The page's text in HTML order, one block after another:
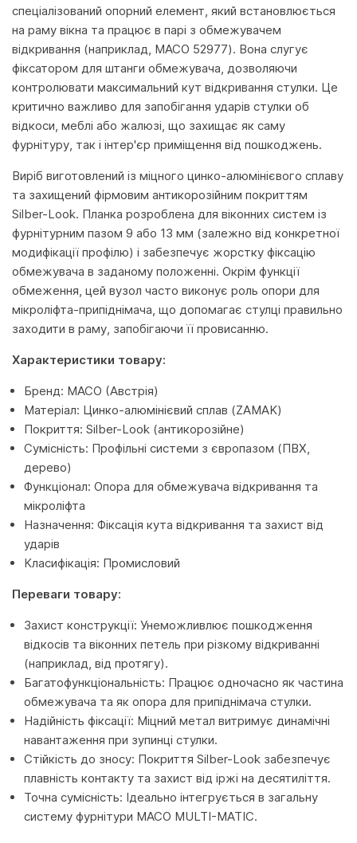
спеціалізований опорний елемент, який встановлюється
на раму вікна та працює в парі з обмежувачем
відкривання (наприклад, MACO 52977). Вона слугує
фіксатором для штанги обмежувача, дозволяючи
контролювати максимальний кут відкривання стулки. Це
критично важливо для запобігання ударів стулки об
відкоси, меблі або жалюзі, що захищає як саму
фурнітуру, так і інтер'єр приміщення від пошкоджень.
Виріб виготовлений із міцного цинко-алюмінієвого сплаву
та захищений фірмовим антикорозійним покриттям
Silber-Look. Планка розроблена для віконних систем із
фурнітурним пазом 9 або 13 мм (залежно від конкретної
модифікації профілю) і забезпечує жорстку фіксацію
обмежувача в заданому положенні. Окрім функції
обмеження, цей вузол часто виконує роль опори для
мікроліфта-припіднімача, що допомагає стулці правильно
заходити в раму, запобігаючи її провисанню.
Характеристики товару:
Бренд: MACO (Австрія)
Матеріал: Цинко-алюмінієвий сплав (ZAMAK)
Покриття: Silber-Look (антикорозійне)
Сумісність: Профільні системи з європазом (ПВХ,
дерево)
Функціонал: Опора для обмежувача відкривання та
мікроліфта
Назначення: Фіксація кута відкривання та захист від
ударів
Класифікація: Промисловий
Переваги товару:
Захист конструкції: Унеможливлює пошкодження
відкосів та віконних петель при різкому відкриванні
(наприклад, від протягу).
Багатофункціональність: Працює одночасно як частина
обмежувача та як опора для припіднімача стулки.
Надійність фіксації: Міцний метал витримує динамічні
навантаження при зупинці стулки.
Стійкість до зносу: Покриття Silber-Look забезпечує
плавність контакту та захист від іржі на десятиліття.
Точна сумісність: Ідеально інтегрується в загальну
систему фурнітури MACO MULTI-MATIC.